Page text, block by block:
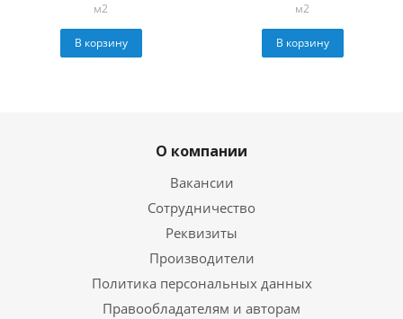
м2
В корзину
м2
В корзину
О компании
Вакансии
Сотрудничество
Реквизиты
Производители
Политика персональных данных
Правообладателям и авторам